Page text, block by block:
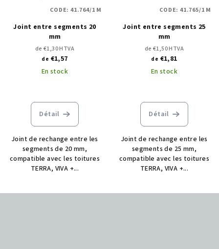
Joint entre segments 20
mm
de €1,30 HTVA
de €1,57
En stock
Détail
Joint de rechange entre les
segments de 20 mm,
compatible avec les toitures
TERRA, VIVA +...
CODE: 41.764/1 M
Joint entre segments 25
mm
de €1,50 HTVA
de €1,81
En stock
Détail
Joint de rechange entre les
segments de 25 mm,
compatible avec les toitures
TERRA, VIVA +...
CODE: 41.765/1 M